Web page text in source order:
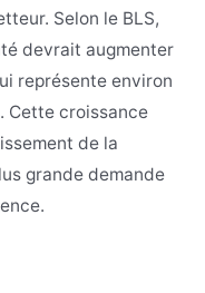
Selon le BLS,
devrait augmenter
représente environ
Cette croissance
de la
grande demande